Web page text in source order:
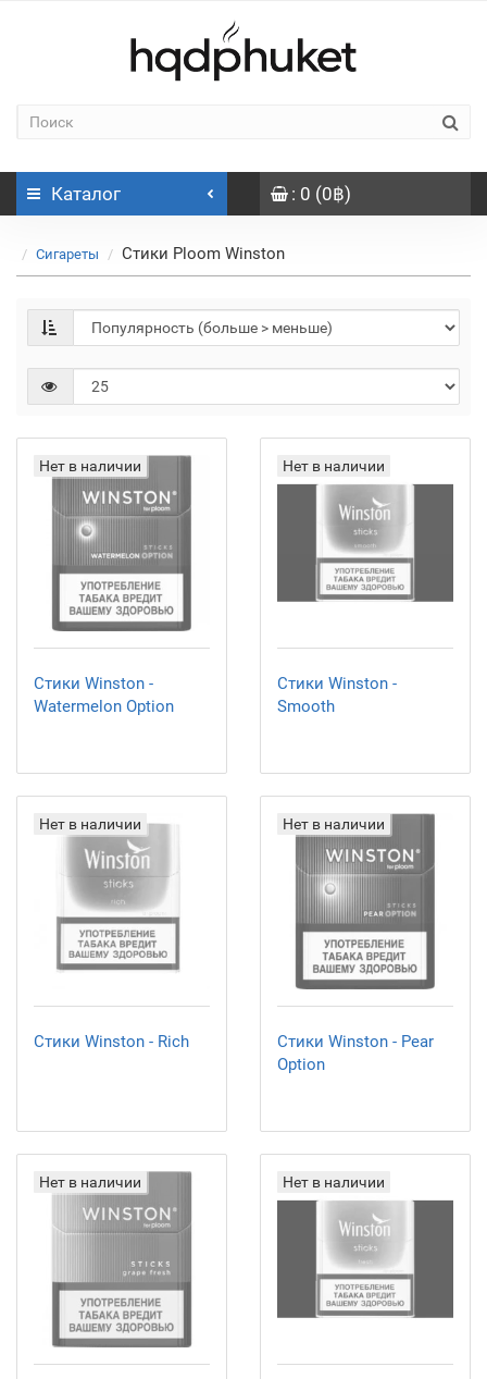
Каталог : 0 (0฿)
Сигареты Стики Ploom Winston
Нет в наличии
Стики Winston -
Watermelon Option
Нет в наличии
Стики Winston -
Smooth
Нет в наличии
Стики Winston - Rich
Нет в наличии
Стики Winston - Pear
Option
Нет в наличии Нет в наличии